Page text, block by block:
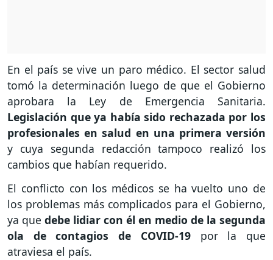
En el país se vive un paro médico. El sector salud
tomó la determinación luego de que el Gobierno
aprobara la Ley de Emergencia Sanitaria.
Legislación que ya había sido rechazada por los
profesionales en salud en una primera versión
y cuya segunda redacción tampoco realizó los
cambios que habían requerido.
El conflicto con los médicos se ha vuelto uno de
los problemas más complicados para el Gobierno,
ya que debe lidiar con él en medio de la segunda
ola de contagios de COVID-19 por la que
atraviesa el país.